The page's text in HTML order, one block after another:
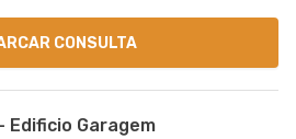
CONSULTA
Edificio Garagem